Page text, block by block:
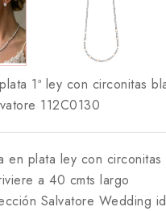
1ª ley con circonitas
112C0130
en plata ley con circonitas
a 40 cmts largo
Salvatore Wedding